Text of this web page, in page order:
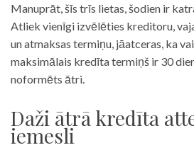
Manuprāt, šīs trīs lietas, šodien ir
Atliek vienīgi izvēlēties kreditoru,
un atmaksas termiņu, jāatceras, ka
maksimālais kredīta termiņš ir 30
noformēts ātri.
Daži ātrā kredīta
iemesli